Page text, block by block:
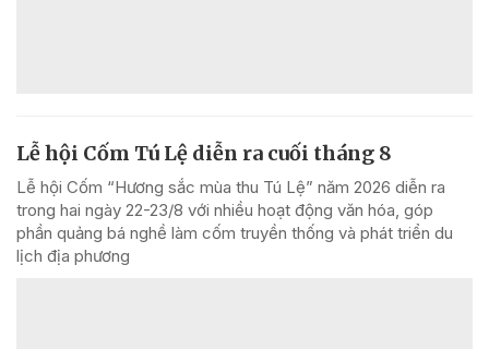
Lễ hội Cốm Tú Lệ diễn ra cuối tháng 8
Lễ hội Cốm “Hương sắc mùa thu Tú Lệ” năm 2026 diễn ra
trong hai ngày 22-23/8 với nhiều hoạt động văn hóa, góp
phần quảng bá nghề làm cốm truyền thống và phát triển du
lịch địa phương